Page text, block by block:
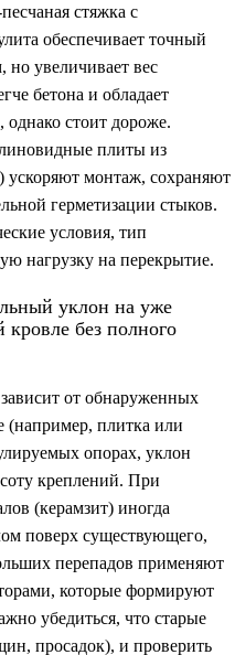
стяжка с
обеспечивает точный
но увеличивает вес
бетона и обладает
стоит дороже.
плиты из
ускоряют монтаж, сохраняют
герметизации стыков.
условия, тип
нагрузку на перекрытие.
уклон на уже
кровле без полного
от обнаруженных
(например, плитка или
опорах, уклон
креплений. При
(керамзит) иногда
поверх существующего,
перепадов применяют
которые формируют
убедиться, что старые
просадок), и проверить